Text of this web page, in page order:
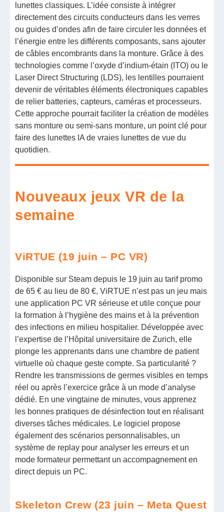
lunettes classiques. L’idée consiste à intégrer
directement des circuits conducteurs dans les verres
ou guides d’ondes afin de faire circuler les données et
l’énergie entre les différents composants, sans ajouter
de câbles encombrants dans la monture. Grâce à des
technologies comme l’oxyde d’indium-étain (ITO) ou le
Laser Direct Structuring (LDS), les lentilles pourraient
devenir de véritables éléments électroniques capables
de relier batteries, capteurs, caméras et processeurs.
Cette approche pourrait faciliter la création de modèles
sans monture ou semi-sans monture, un point clé pour
faire des lunettes IA de vraies lunettes de vue du
quotidien.
Nouveaux jeux VR de la
semaine
ViRTUE (19 juin – PC VR)
Disponible sur Steam depuis le 19 juin au tarif promo
de 65 € au lieu de 80 €, ViRTUE n’est pas un jeu mais
une application PC VR sérieuse et utile conçue pour
la formation à l’hygiène des mains et à la prévention
des infections en milieu hospitalier. Développée avec
l’expertise de l’Hôpital universitaire de Zurich, elle
plonge les apprenants dans une chambre de patient
virtuelle où chaque geste compte. Sa particularité ?
Rendre les transmissions de germes visibles en temps
réel ou après l’exercice grâce à un mode d’analyse
dédié. En une vingtaine de minutes, vous apprenez
les bonnes pratiques de désinfection tout en réalisant
diverses tâches médicales. Le logiciel propose
également des scénarios personnalisables, un
système de replay pour analyser les erreurs et un
mode formateur permettant un accompagnement en
direct depuis un PC.
Skeleton Crew (23 juin – Meta Quest